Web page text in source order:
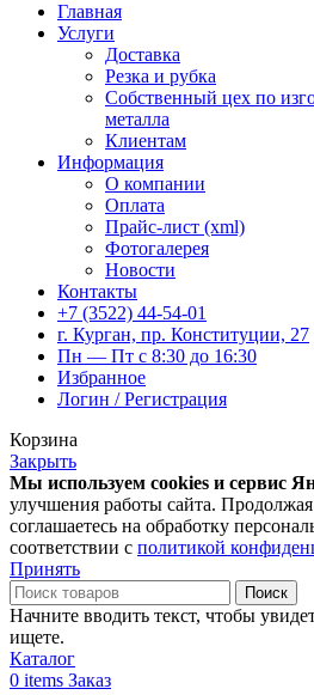
Главная
Услуги
Доставка
Резка и рубка
Собственный цех по
металла
Клиентам
Информация
О компании
Оплата
Прайс-лист (xml)
Фотогалерея
Новости
Контакты
+7 (3522) 44-54-01
г. Курган, пр. Конституции, 27
Пн — Пт с 8:30 до 16:30
Избранное
Логин / Регистрация
Корзина
Закрыть
Мы используем cookies и сервис
улучшения работы сайта.
соглашаетесь на обработку
соответствии с политикой
Принять
Поиск
Начните вводить текст, чтобы
ищете.
Каталог
0 items Заказ